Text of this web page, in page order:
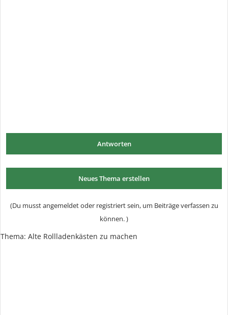
Antworten
Neues Thema erstellen
(Du musst angemeldet oder registriert sein, um Beiträge verfassen zu
können. )
Thema: Alte Rollladenkästen zu machen